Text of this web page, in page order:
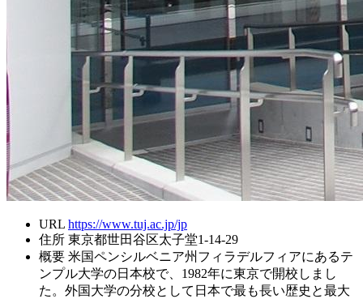
URL https://www.tuj.ac.jp/jp
住所 東京都世田谷区太子堂1-14-29
概要 米国ペンシルベニア州フィラデルフィアにあるテ
ンプル大学の日本校で、1982年に東京で開校しまし
た。外国大学の分校として日本で最も長い歴史と最大